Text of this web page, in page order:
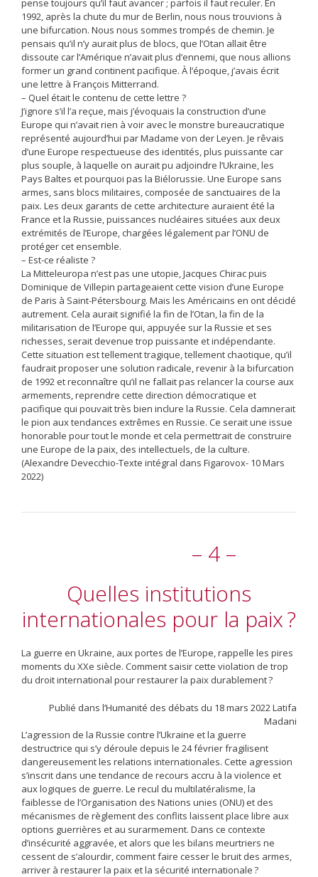
pense toujours qu’il faut avancer ; parfois il faut reculer. En
1992, après la chute du mur de Berlin, nous nous trouvions à
une bifurcation. Nous nous sommes trompés de chemin. Je
pensais qu’il n’y aurait plus de blocs, que l’Otan allait être
dissoute car l’Amérique n’avait plus d’ennemi, que nous allions
former un grand continent pacifique. À l’époque, j’avais écrit
une lettre à François Mitterrand.
– Quel était le contenu de cette lettre ?
J’ignore s’il l’a reçue, mais j’évoquais la construction d’une
Europe qui n’avait rien à voir avec le monstre bureaucratique
représenté aujourd’hui par Madame von der Leyen. Je rêvais
d’une Europe respectueuse des identités, plus puissante car
plus souple, à laquelle on aurait pu adjoindre l’Ukraine, les
Pays Baltes et pourquoi pas la Biélorussie. Une Europe sans
armes, sans blocs militaires, composée de sanctuaires de la
paix. Les deux garants de cette architecture auraient été la
France et la Russie, puissances nucléaires situées aux deux
extrémités de l’Europe, chargées légalement par l’ONU de
protéger cet ensemble.
– Est-ce réaliste ?
La Mitteleuropa n’est pas une utopie, Jacques Chirac puis
Dominique de Villepin partageaient cette vision d’une Europe
de Paris à Saint-Pétersbourg. Mais les Américains en ont décidé
autrement. Cela aurait signifié la fin de l’Otan, la fin de la
militarisation de l’Europe qui, appuyée sur la Russie et ses
richesses, serait devenue trop puissante et indépendante.
Cette situation est tellement tragique, tellement chaotique, qu’il
faudrait proposer une solution radicale, revenir à la bifurcation
de 1992 et reconnaître qu’il ne fallait pas relancer la course aux
armements, reprendre cette direction démocratique et
pacifique qui pouvait très bien inclure la Russie. Cela damnerait
le pion aux tendances extrêmes en Russie. Ce serait une issue
honorable pour tout le monde et cela permettrait de construire
une Europe de la paix, des intellectuels, de la culture.
(Alexandre Devecchio-Texte intégral dans Figarovox- 10 Mars
2022)
– 4 –
Quelles institutions
internationales pour la paix ?
La guerre en Ukraine, aux portes de l’Europe, rappelle les pires
moments du XXe siècle. Comment saisir cette violation de trop
du droit international pour restaurer la paix durablement ?
Publié dans l’Humanité des débats du 18 mars 2022 Latifa
Madani
L’agression de la Russie contre l’Ukraine et la guerre
destructrice qui s’y déroule ­depuis le 24 février fragilisent
dangereusement les relations internationales. Cette agression
s’inscrit dans une tendance de recours accru à la violence et
aux logiques de guerre. Le recul du multilatéralisme, la
faiblesse de l’Organisation des Nations unies (ONU) et des
mécanismes de règlement des conflits laissent place libre aux
options guerrières et au surarmement. Dans ce contexte
d’insécurité aggravée, et alors que les bilans meurtriers ne
cessent de s’alourdir, comment faire cesser le bruit des armes,
arriver à restaurer la paix et la ­sécurité internationale ?